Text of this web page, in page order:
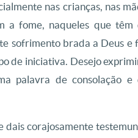
nas crianças, nas
a fome, naqueles que têm
sofrimento brada a Deus e
de iniciativa. Desejo
palavra de consolação e
dais corajosamente